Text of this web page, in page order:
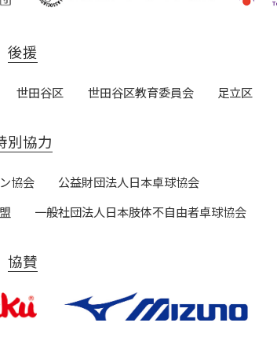
後援
世田谷区 世田谷区教育委員会 足立区
別協力
協会
公益財団法人日本卓球協会
一般社団法人日本肢体不自由者卓球協会
協賛